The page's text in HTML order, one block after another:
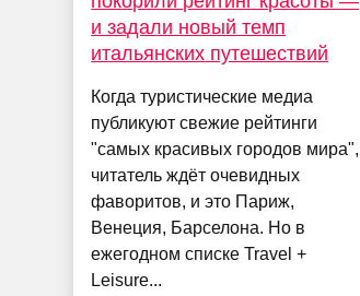
и задали новый темп
итальянских путешествий
Когда туристические медиа
публикуют свежие рейтинги
"самых красивых городов мира",
читатель ждёт очевидных
фаворитов, и это Париж,
Венеция, Барселона. Но в
ежегодном списке Travel +
Leisure...